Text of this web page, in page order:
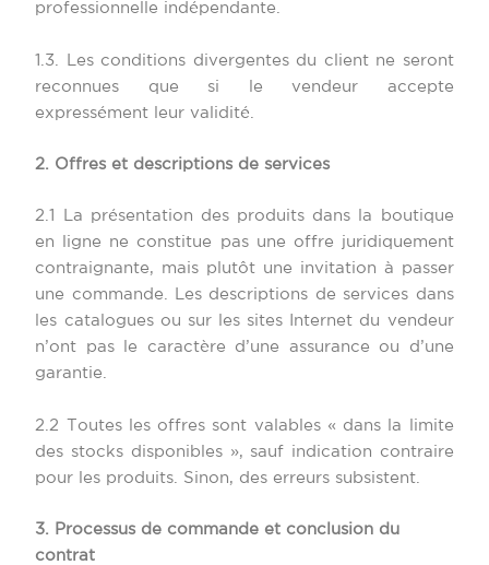
professionnelle indépendante.
1.3. Les conditions divergentes du client ne seront
reconnues que si le vendeur accepte
expressément leur validité.
2. Offres et descriptions de services
2.1 La présentation des produits dans la boutique
en ligne ne constitue pas une offre juridiquement
contraignante, mais plutôt une invitation à passer
une commande. Les descriptions de services dans
les catalogues ou sur les sites Internet du vendeur
n’ont pas le caractère d’une assurance ou d’une
garantie.
2.2 Toutes les offres sont valables « dans la limite
des stocks disponibles », sauf indication contraire
pour les produits. Sinon, des erreurs subsistent.
3. Processus de commande et conclusion du
contrat